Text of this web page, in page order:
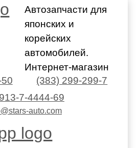
Автозапчасти для
японских и
корейских
автомобилей.
Интернет-магазин
(383) 299-299-7
7-4444-69
auto.com